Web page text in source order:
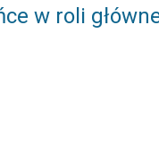
w roli